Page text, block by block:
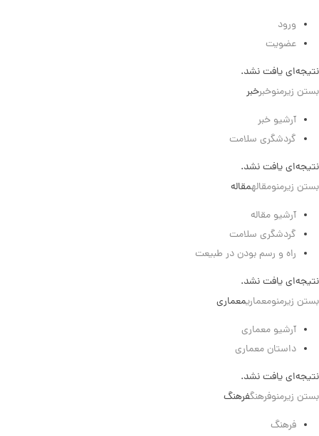
ورود
عضویت
نتیجه‌ای یافت نشد.
بستن زیرمنوخبرخبر
آرشیو خبر
گردشگری سلامت
نتیجه‌ای یافت نشد.
بستن زیرمنومقالهمقاله
آرشیو مقاله
گردشگری سلامت
راه و رسم بودن در طبیعت
نتیجه‌ای یافت نشد.
بستن زیرمنومعماریمعماری
آرشیو معماری
داستان معماری
نتیجه‌ای یافت نشد.
بستن زیرمنوفرهنگفرهنگ
فرهنگ